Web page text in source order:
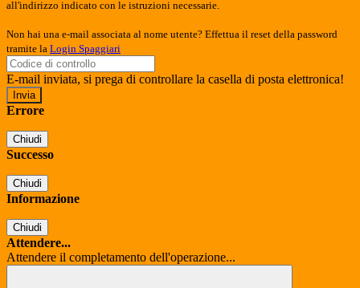
all'indirizzo indicato con le istruzioni necessarie.
Non hai una e-mail associata al nome utente? Effettua il reset della password
tramite la Login Spaggiari
E-mail inviata, si prega di controllare la casella di posta elettronica!
Errore
Chiudi
Successo
Chiudi
Informazione
Chiudi
Attendere...
Attendere il completamento dell'operazione...